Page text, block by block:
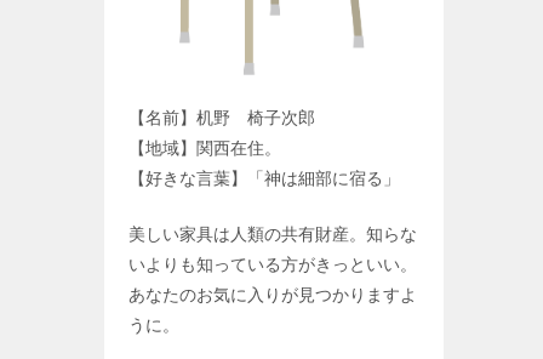
【名前】机野 椅子次郎
【地域】関西在住。
【好きな言葉】「神は細部に宿る」
美しい家具は人類の共有財産。知らな
いよりも知っている方がきっといい。
あなたのお気に入りが見つかりますよ
うに。